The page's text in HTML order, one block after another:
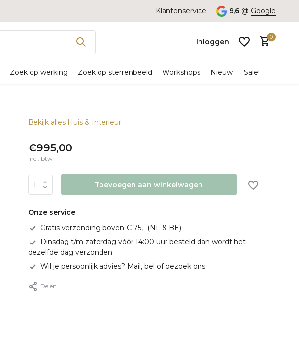
Klantenservice 9,6 @ Google
Inloggen
0
Zoek op werking Zoek op sterrenbeeld Workshops Nieuw! Sale!
Bekijk alles Huis & Interieur
€995,00
Incl. btw
Toevoegen aan winkelwagen
Onze service
Gratis verzending boven € 75,- (NL & BE)
Dinsdag t/m zaterdag vóór 14:00 uur besteld dan wordt het
dezelfde dag verzonden.
Wil je persoonlijk advies? Mail, bel of bezoek ons.
Delen